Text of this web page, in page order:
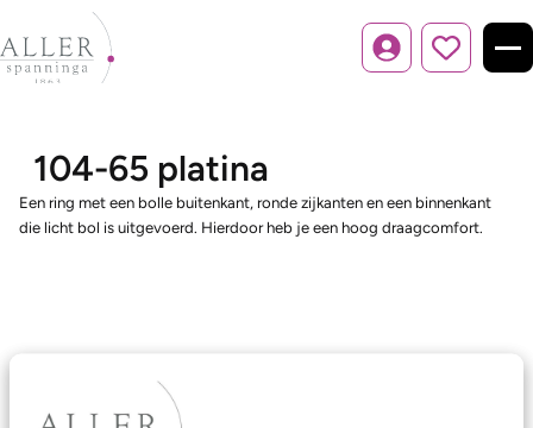
Inloggen
104-65 platina
Een ring met een bolle buitenkant, ronde zijkanten en een binnenkant
die licht bol is uitgevoerd. Hierdoor heb je een hoog draagcomfort.
Ons aanbod